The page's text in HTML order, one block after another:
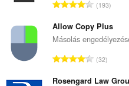
k
e
l
é
s
z
s
r
t
é
k
e
Ö
s
z
s
193
Allow Copy Plus
Másolás
Ö
s
32
Rosengard Law